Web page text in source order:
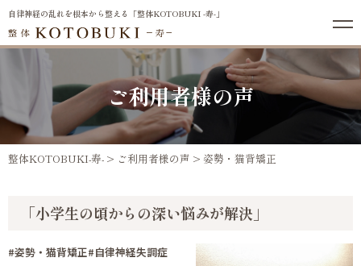
自律神経の乱れを根本から整える「整体KOTOBUKI -寿-」
ご利用者様の声
整体KOTOBUKI-寿- > ご利用者様の声 > 姿勢・猫背矯正
「小学生の頃からの深い悩みが解決」
#姿勢・猫背矯正#自律神経失調症